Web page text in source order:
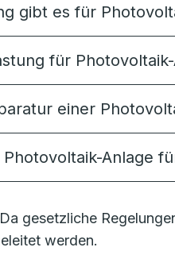
gibt es für
für
einer
Photovoltaik-Anlage
Da gesetzliche
werden.